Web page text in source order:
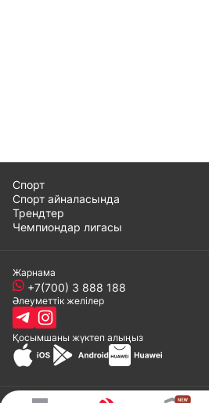
Спорт
Спорт айналасында
Трендтер
Чемпиондар лигасы
Жарнама
+7(700) 3 888 188
Әлеуметтік желілер
Қосымшаны жүктеп алыңыз